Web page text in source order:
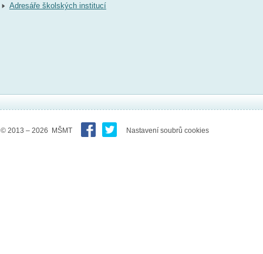
Adresáře školských institucí
© 2013 – 2026 MŠMT Nastavení soubrů cookies